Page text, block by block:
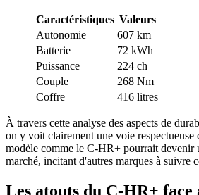
Caractéristiques Valeurs
Autonomie
607 km
Batterie
72 kWh
Puissance
224 ch
Couple
268 Nm
Coffre
416 litres
À travers cette analyse des aspects de
on y voit clairement une voie respectueuse
modèle comme le C-HR+ pourrait devenir
marché, incitant d'autres marques à suivre
Les atouts du C-HR+ face